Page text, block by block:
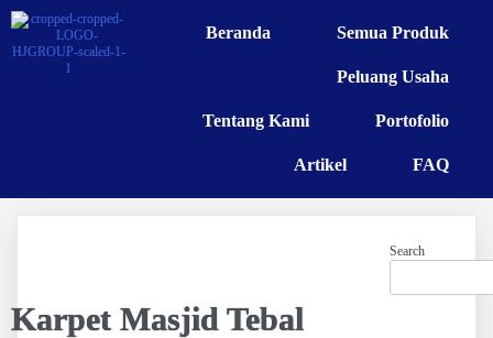
Beranda Semua Produk
Peluang Usaha
Tentang Kami Portofolio
Artikel FAQ
Karpet Masjid Tebal
Search